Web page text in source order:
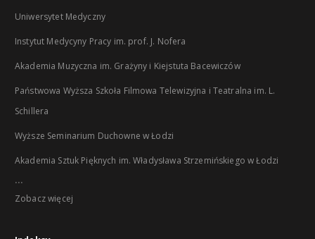
Uniwersytet Medyczny
Instytut Medycyny Pracy im. prof. J. Nofera
Akademia Muzyczna im. Grażyny i Kiejstuta Bacewiczów
Państwowa Wyższa Szkoła Filmowa Telewizyjna i Teatralna im. L.
Schillera
Wyższe Seminarium Duchowne w Łodzi
Akademia Sztuk Pięknych im. Władysława Strzemińskiego w Łodzi
...
Zobacz więcej